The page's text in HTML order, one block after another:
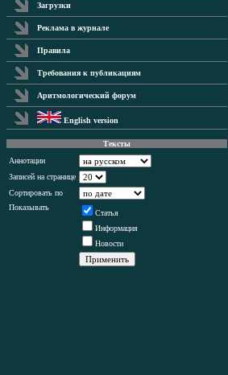
Загрузки
Реклама в журнале
Правила
Требования к публикациям
Аритмологический форум
English version
Тексты
Аннотации
Записей на странице
Сортировать по
Показывать
Статья
Информация
Новости